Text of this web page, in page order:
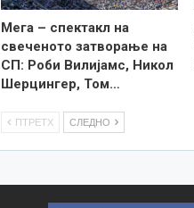
Мега – спектакл на
свеченото затворање на
СП: Роби Вилијамс, Никол
Шерцингер, Том…
ПТРЕТХ СЛЕДНО